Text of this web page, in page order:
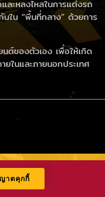
ะหลงไหลในการแต่งรถ
นใน “พี้นที่กลาง” ด้วยการ
ต์ของตัวเอง เพื่อให้เกิด
ในและภายนอกประเทศ
LINE
าตคุกกี้